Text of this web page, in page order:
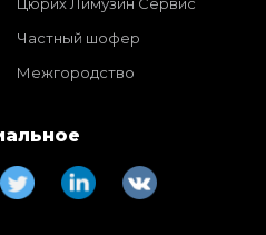
Частный шофер
Межгородство